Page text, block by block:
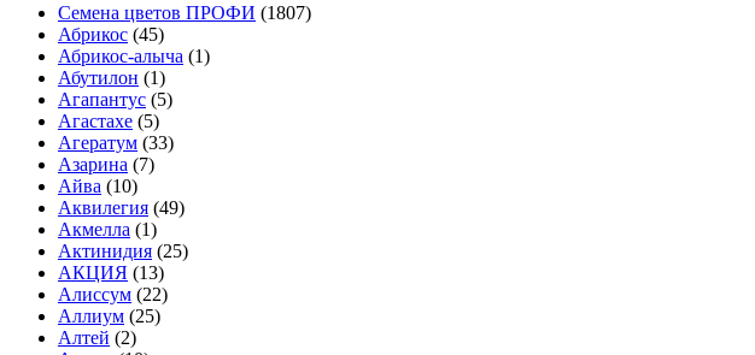
Cемена цветов ПРОФИ (1807)
Абрикос (45)
Абрикос-алыча (1)
Абутилон (1)
Агапантус (5)
Агастахе (5)
Агератум (33)
Азарина (7)
Айва (10)
Аквилегия (49)
Акмелла (1)
Актинидия (25)
АКЦИЯ (13)
Алиссум (22)
Аллиум (25)
Алтей (2)